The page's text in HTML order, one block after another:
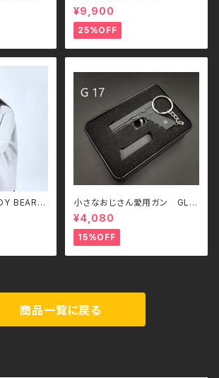
¥9,900
25%OFF
BEAR
小さなおじさん愛用ガン GLO
CK 17
¥4,080
15%OFF
商品一覧に戻る